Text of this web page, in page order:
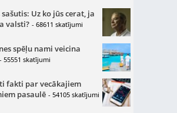
sašutis: Uz ko jūs cerat, ja
valsti? - 68611 skatījumi
spēļu nami veicina
- 55551 skatījumi
fakti par vecākajiem
pasaulē - 54105 skatījumi